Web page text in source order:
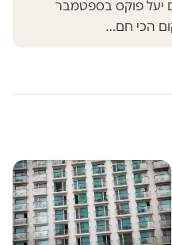
יעל פוקס בספטמבר
הכי חם…